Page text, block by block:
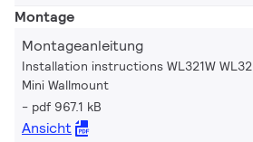
Montage
Montageanleitung
Installation instructions WL321W
Mini Wallmount
pdf 967.1 kB
Ansicht